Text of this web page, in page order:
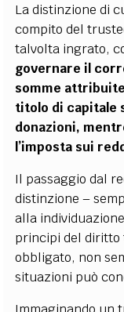
La distinzione di
compito del
talvolta ingrato,
governare il
somme
titolo di capitale
donazioni,
l’imposta sui
Il passaggio dal
distinzione –
alla
principi del diritto
obbligato, non
situazioni può